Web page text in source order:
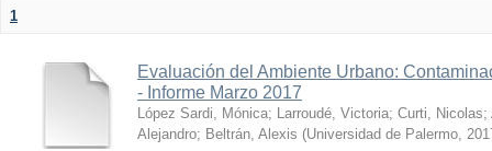
1
Evaluación del Ambiente Urbano:
- Informe Marzo 2017
López Sardi, Mónica; Larroudé, Victoria; Curti, Nicolas;
Alejandro; Beltrán, Alexis (Universidad de Palermo,